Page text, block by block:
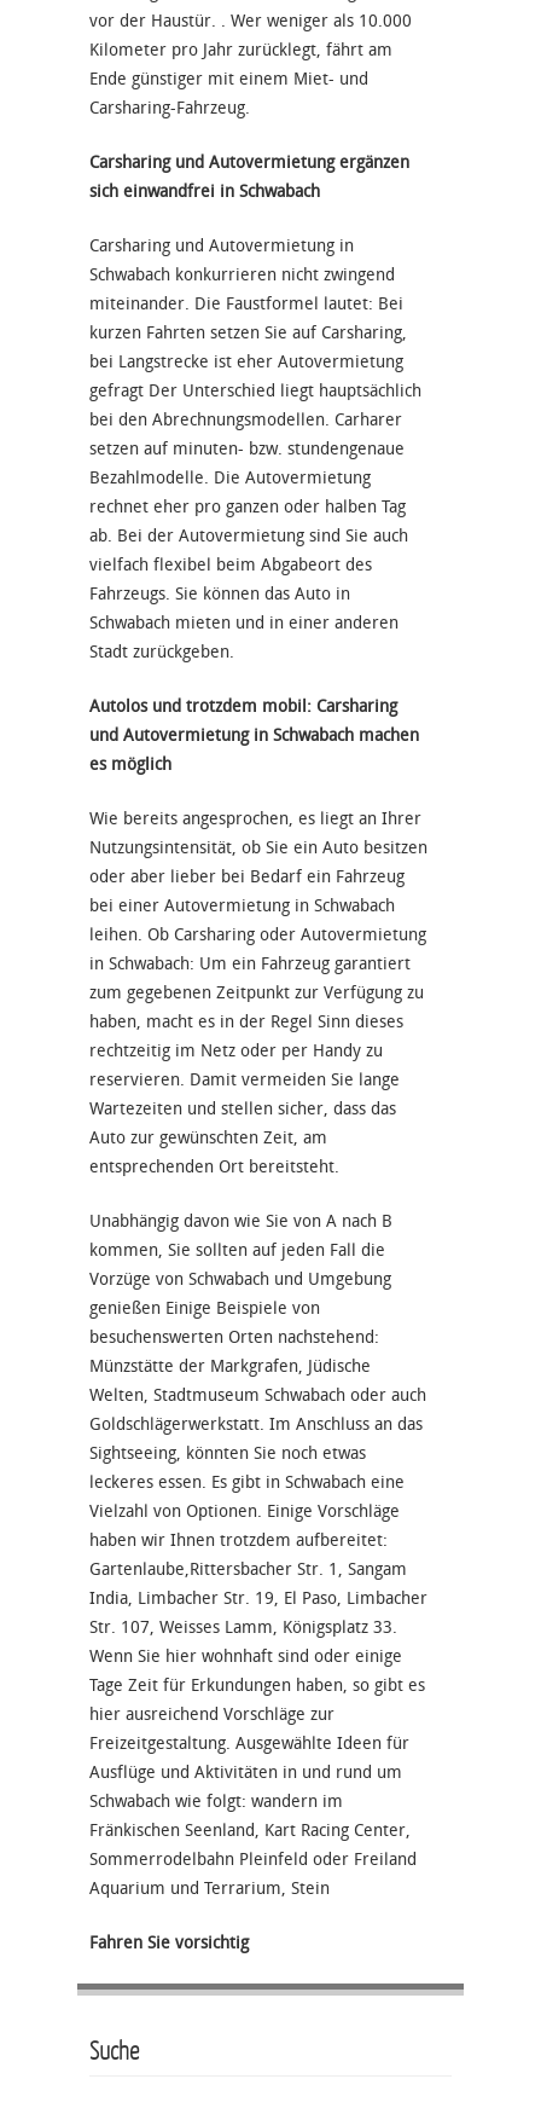
vor der Haustür. . Wer weniger als 10.000
Kilometer pro Jahr zurücklegt, fährt am
Ende günstiger mit einem Miet- und
Carsharing-Fahrzeug.
Carsharing und Autovermietung ergänzen
sich einwandfrei in Schwabach
Carsharing und Autovermietung in
Schwabach konkurrieren nicht zwingend
miteinander. Die Faustformel lautet: Bei
kurzen Fahrten setzen Sie auf Carsharing,
bei Langstrecke ist eher Autovermietung
gefragt Der Unterschied liegt hauptsächlich
bei den Abrechnungsmodellen. Carharer
setzen auf minuten- bzw. stundengenaue
Bezahlmodelle. Die Autovermietung
rechnet eher pro ganzen oder halben Tag
ab. Bei der Autovermietung sind Sie auch
vielfach flexibel beim Abgabeort des
Fahrzeugs. Sie können das Auto in
Schwabach mieten und in einer anderen
Stadt zurückgeben.
Autolos und trotzdem mobil: Carsharing
und Autovermietung in Schwabach machen
es möglich
Wie bereits angesprochen, es liegt an Ihrer
Nutzungsintensität, ob Sie ein Auto besitzen
oder aber lieber bei Bedarf ein Fahrzeug
bei einer Autovermietung in Schwabach
leihen. Ob Carsharing oder Autovermietung
in Schwabach: Um ein Fahrzeug garantiert
zum gegebenen Zeitpunkt zur Verfügung zu
haben, macht es in der Regel Sinn dieses
rechtzeitig im Netz oder per Handy zu
reservieren. Damit vermeiden Sie lange
Wartezeiten und stellen sicher, dass das
Auto zur gewünschten Zeit, am
entsprechenden Ort bereitsteht.
Unabhängig davon wie Sie von A nach B
kommen, Sie sollten auf jeden Fall die
Vorzüge von Schwabach und Umgebung
genießen Einige Beispiele von
besuchenswerten Orten nachstehend:
Münzstätte der Markgrafen, Jüdische
Welten, Stadtmuseum Schwabach oder auch
Goldschlägerwerkstatt. Im Anschluss an das
Sightseeing, könnten Sie noch etwas
leckeres essen. Es gibt in Schwabach eine
Vielzahl von Optionen. Einige Vorschläge
haben wir Ihnen trotzdem aufbereitet:
Gartenlaube,Rittersbacher Str. 1, Sangam
India, Limbacher Str. 19, El Paso, Limbacher
Str. 107, Weisses Lamm, Königsplatz 33.
Wenn Sie hier wohnhaft sind oder einige
Tage Zeit für Erkundungen haben, so gibt es
hier ausreichend Vorschläge zur
Freizeitgestaltung. Ausgewählte Ideen für
Ausflüge und Aktivitäten in und rund um
Schwabach wie folgt: wandern im
Fränkischen Seenland, Kart Racing Center,
Sommerrodelbahn Pleinfeld oder Freiland
Aquarium und Terrarium, Stein
Fahren Sie vorsichtig
Suche